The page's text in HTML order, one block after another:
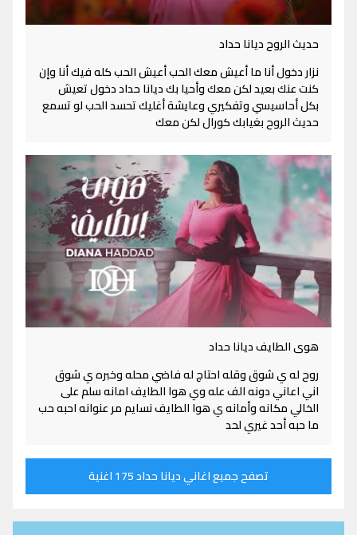
حديث الروح ديانا حداد
نزار دخول أنا ما أعيش معك الحب أعيش الحب كله فيك أنا وإن
كنت عنك بعيد لكن معك وأحيا بك ديانا حداد دخول تعيش
بكل أحاسيسي وتفكيري وعايشة أغليك تحسد الحب لو تسمع
حديث الروح بغيابك كورال لكن معك
هوى الطايف ديانا حداد
روح له ي شوق وقله احتاج له فاضي محله وخبره ي شوق
اني اعاني دونه الف عله وي هوا الطايف امانه سلم على
الخالي مكانه وأمانه ي هوا الطايف نسايم مر عنوانه احبه حب
ما حبه أحد غيري لحد
تصفح جميع اغاني ديانا حداد 175 اغنية